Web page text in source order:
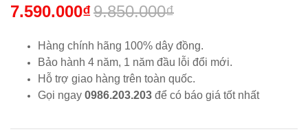
7.590.000₫9.850.000₫
Hàng chính hãng 100% dây đồng.
Bảo hành 4 năm, 1 năm đầu lỗi đổi mới.
Hỗ trợ giao hàng trên toàn quốc.
Gọi ngay 0986.203.203 để có báo giá tốt nhất